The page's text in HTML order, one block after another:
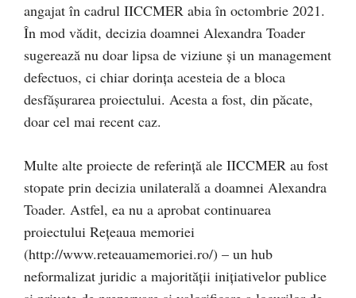
angajat în cadrul IICCMER abia în octombrie 2021.
În mod vădit, decizia doamnei Alexandra Toader
sugerează nu doar lipsa de viziune și un management
defectuos, ci chiar dorința acesteia de a bloca
desfășurarea proiectului. Acesta a fost, din păcate,
doar cel mai recent caz.
Multe alte proiecte de referință ale IICCMER au fost
stopate prin decizia unilaterală a doamnei Alexandra
Toader. Astfel, ea nu a aprobat continuarea
proiectului Rețeaua memoriei
(http://www.reteauamemoriei.ro/) – un hub
neformalizat juridic a majorității inițiativelor publice